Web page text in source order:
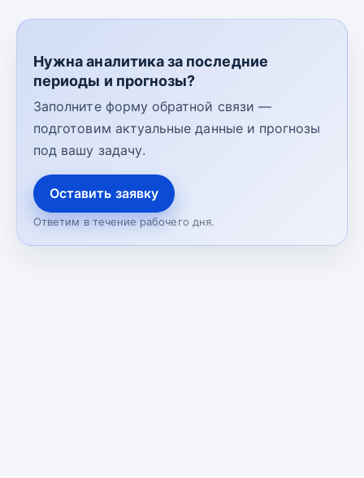
Нужна аналитика за последние
периоды и прогнозы?
Заполните форму обратной связи —
подготовим актуальные данные и прогнозы
под вашу задачу.
Оставить заявку
Ответим в течение рабочего дня.